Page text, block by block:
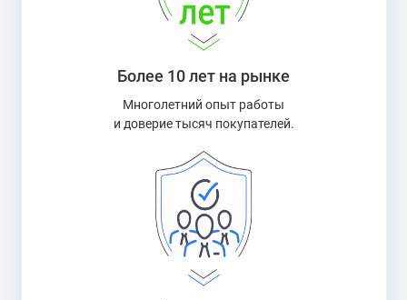
Более 10 лет на рынке
Многолетний опыт работы
и доверие тысяч покупателей.